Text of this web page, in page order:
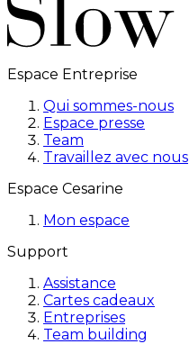
Espace Entreprise
Qui sommes-nous
Espace presse
Team
Travaillez avec nous
Espace Cesarine
Mon espace
Support
Assistance
Cartes cadeaux
Entreprises
Team building